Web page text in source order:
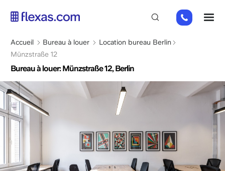
principal
+49
151
Fil
d'Ariane
Accueil Bureau à louer
Location bureau Berlin
Münzstraße 12
Bureau à louer: Münzstraße 12, Berlin